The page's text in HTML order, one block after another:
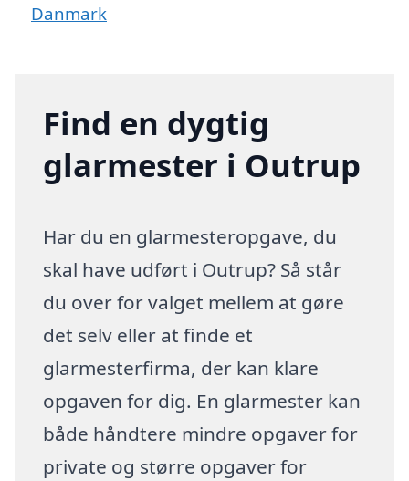
Danmark
Find en dygtig
glarmester i Outrup
Har du en glarmesteropgave, du
skal have udført i Outrup? Så står
du over for valget mellem at gøre
det selv eller at finde et
glarmesterfirma, der kan klare
opgaven for dig. En glarmester kan
både håndtere mindre opgaver for
private og større opgaver for